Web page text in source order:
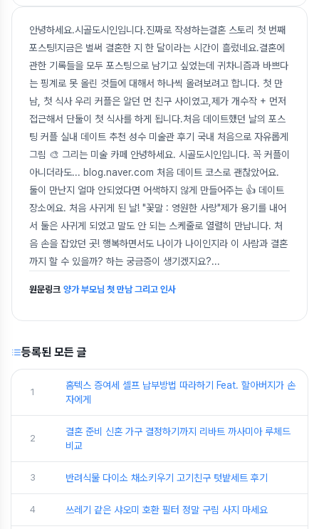
안녕하세요.시골도시인입니다.진짜로 작성하는결혼 스토리 첫 번째
포스팅!지금은 벌써 결혼한 지 한 달이라는 시간이 흘렀네요.결혼에
관한 기록들을 모두 포스팅으로 남기고 싶었는데 귀차니즘과 바쁘다
는 핑계로 못 올린 것들에 대해서 하나씩 올려보려고 합니다. 첫 만
남, 첫 식사 우리 커플은 알던 먼 친구 사이였고,제가 개수작 + 먼저
접근해서 단둘이 첫 식사를 하게 됩니다.처음 데이트했던 날의 포스
팅 커플 실내 데이트 추천 성수 미술관 후기 국내 처음으로 자유롭게
그림 🎨 그리는 미술 카페 안녕하세요. 시골도시인입니다. 꼭 커플이
아니더라도... blog.naver.com 처음 데이트 코스로 괜찮았어요.
둘이 만난지 얼마 안되었다면 어색하지 않게 만들어주는 👍 데이트
장소에요. 처음 사귀게 된 날! "꽃말 : 영원한 사랑"제가 용기를 내어
서 둘은 사귀게 되었고 말도 안 되는 스케줄로 열렬히 만납니다. 처
음 손을 잡았던 곳! 행복하면서도 나이가 나이인지라 이 사람과 결혼
까지 할 수 있을까? 하는 궁금증이 생기겠지요?...
원문링크 양가 부모님 첫 만남 그리고 인사
등록된 모든 글
1
홈텍스 증여세 셀프 납부방법 따라하기 Feat. 할아버지가 손
자에게
2
결혼 준비 신혼 가구 결정하기까지 리바트 까사미아 루체드
비교
3 반려식물 다이소 채소키우기 고기친구 텃밭세트 후기
4 쓰레기 같은 샤오미 호환 필터 정말 구림 사지 마세요